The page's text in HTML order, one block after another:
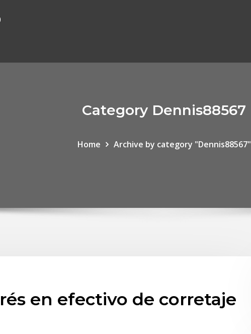
Category Dennis88567
Home Archive by category "Dennis88567"
en efectivo de corretaje